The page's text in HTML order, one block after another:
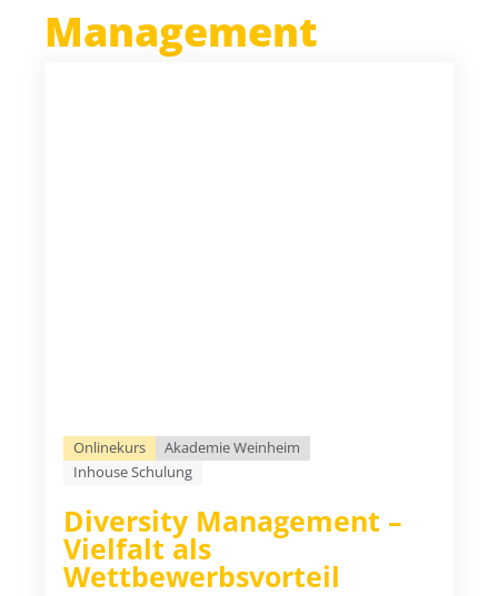
Management
Onlinekurs
Akademie Weinheim
Inhouse Schulung
Diversity Management –
Vielfalt als
Wettbewerbsvorteil